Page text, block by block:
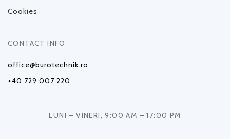
Cookies
CONTACT INFO
office@burotechnik.ro
+40 729 007 220
LUNI – VINERI, 9:00 AM – 17:00 PM